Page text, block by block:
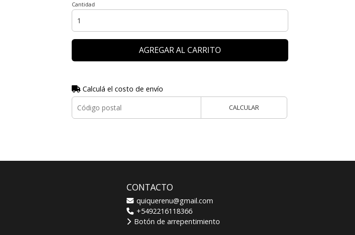
Cantidad
AGREGAR AL CARRITO
Calculá el costo de envío
CALCULAR
CONTACTO
quiquerenu@gmail.com
+5492216118366
Botón de arrepentimiento